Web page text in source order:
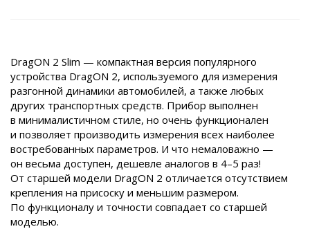
DragON 2 Slim — компактная версия популярного
устройства DragON 2, используемого для измерения
разгонной динамики автомобилей, а также любых
других транспортных средств. Прибор выполнен
в минималистичном стиле, но очень функционален
и позволяет производить измерения всех наиболее
востребованных параметров. И что немаловажно —
он весьма доступен, дешевле аналогов в 4–5 раз!
От старшей модели DragON 2 отличается отсутствием
крепления на присоску и меньшим размером.
По функционалу и точности совпадает со старшей
моделью.